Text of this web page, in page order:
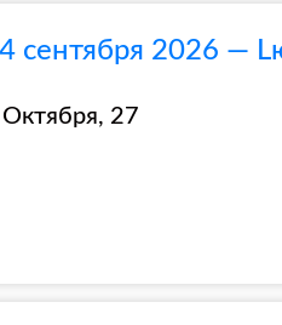
сентября 2026 —
27